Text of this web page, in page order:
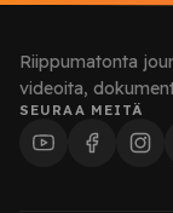
Riippumatonta
videoita,
SEURAA MEITÄ